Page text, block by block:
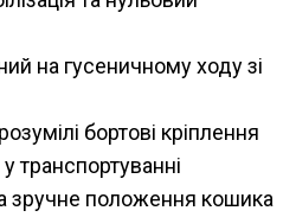
на гусеничному ходу зі
бортові кріплення
транспортуванні
зручне положення кошика